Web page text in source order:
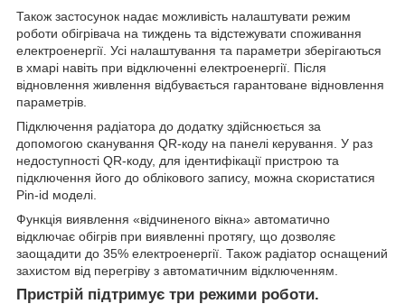
Також застосунок надає можливість налаштувати режим
роботи обігрівача на тиждень та відстежувати споживання
електроенергії. Усі налаштування та параметри зберігаються
в хмарі навіть при відключенні електроенергії. Після
відновлення живлення відбувається гарантоване відновлення
параметрів.
Підключення радіатора до додатку здійснюється за
допомогою сканування QR-коду на панелі керування. У раз
недоступності QR-коду, для ідентифікації пристрою та
підключення його до облікового запису, можна скористатися
Pin-id моделі.
Функція виявлення «відчиненого вікна» автоматично
відключає обігрів при виявленні протягу, що дозволяє
заощадити до 35% електроенергії. Також радіатор оснащений
захистом від перегріву з автоматичним відключенням.
Пристрій підтримує три режими роботи.